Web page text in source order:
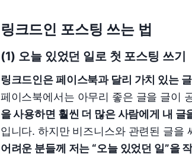
링크드인 포스팅 쓰는 법
(1) 오늘 있었던 일로 첫 포스팅 쓰기
링크드인은 페이스북과 달리 가치 있는
페이스북에서는 아무리 좋은 글을 글이
을 사용하면 훨씬 더 많은 사람에게 내 글
입니다. 하지만 비즈니스와 관련된 글을
어려운 분들께 저는 “오늘 있었던 일”을